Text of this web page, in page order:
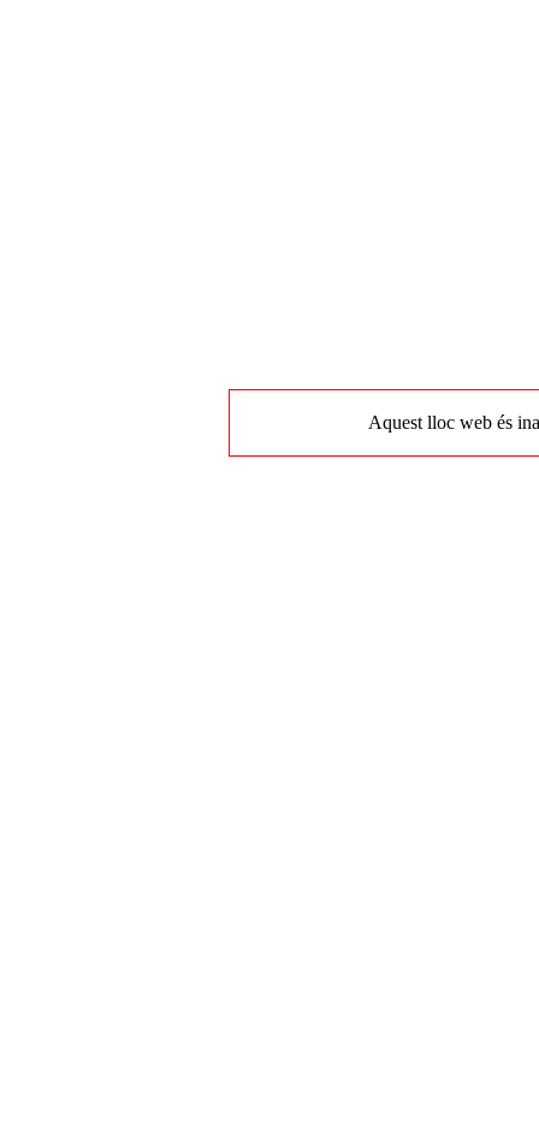
Aquest lloc web és